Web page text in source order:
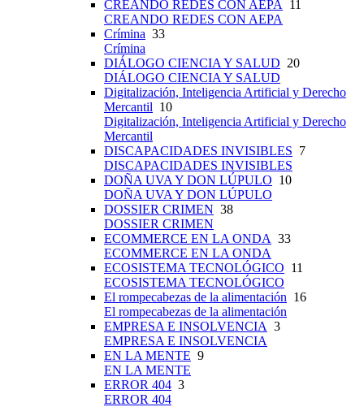
CREANDO REDES CON AEPA 11
CREANDO REDES CON AEPA
Crímina 33
Crímina
DIÁLOGO CIENCIA Y SALUD 20
DIÁLOGO CIENCIA Y SALUD
Digitalización, Inteligencia Artificial y Derecho
Mercantil 10
Digitalización, Inteligencia Artificial y Derecho
Mercantil
DISCAPACIDADES INVISIBLES 7
DISCAPACIDADES INVISIBLES
DOÑA UVA Y DON LÚPULO 10
DOÑA UVA Y DON LÚPULO
DOSSIER CRIMEN 38
DOSSIER CRIMEN
ECOMMERCE EN LA ONDA 33
ECOMMERCE EN LA ONDA
ECOSISTEMA TECNOLÓGICO 11
ECOSISTEMA TECNOLÓGICO
El rompecabezas de la alimentación 16
El rompecabezas de la alimentación
EMPRESA E INSOLVENCIA 3
EMPRESA E INSOLVENCIA
EN LA MENTE 9
EN LA MENTE
ERROR 404 3
ERROR 404